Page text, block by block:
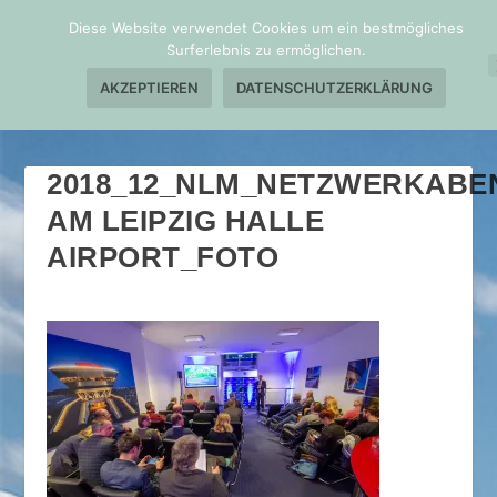
AM LEIPZIG HALLE
AIRPORT_FOTO
Diese Website verwendet Cookies um ein bestmögliches
Surferlebnis zu ermöglichen.
AKZEPTIEREN DATENSCHUTZERKLÄRUNG